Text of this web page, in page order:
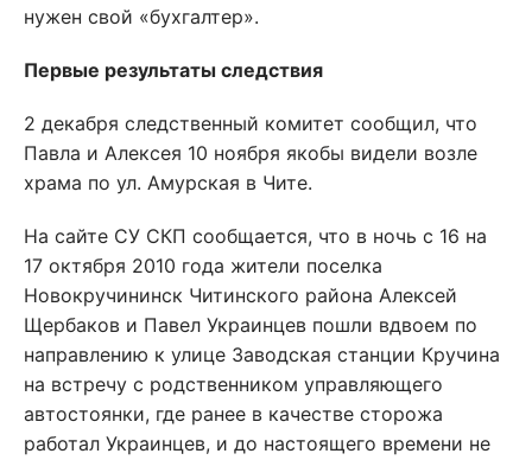
нужен свой «бухгалтер».
Первые результаты следствия
2 декабря следственный комитет сообщил, что
Павла и Алексея 10 ноября якобы видели возле
храма по ул. Амурская в Чите.
На сайте СУ СКП сообщается, что в ночь с 16 на
17 октября 2010 года жители поселка
Новокручининск Читинского района Алексей
Щербаков и Павел Украинцев пошли вдвоем по
направлению к улице Заводская станции Кручина
на встречу с родственником управляющего
автостоянки, где ранее в качестве сторожа
работал Украинцев, и до настоящего времени не